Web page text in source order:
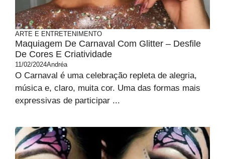
ARTE E ENTRETENIMENTO
Maquiagem De Carnaval Com Glitter – Desfile
De Cores E Criatividade
11/02/2024Andréa
O Carnaval é uma celebração repleta de alegria,
música e, claro, muita cor. Uma das formas mais
expressivas de participar ...